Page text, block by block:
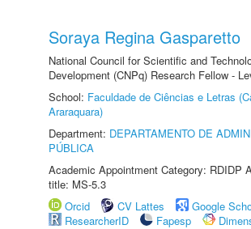
Soraya Regina Gasparetto
National Council for Scientific and
Development (CNPq) Research Fellow -
School: Faculdade de Ciências e Letras
Araraquara)
Department: DEPARTAMENTO DE
PÚBLICA
Academic Appointment Category: RDIDP
title: MS-5.3
Orcid
CV Lattes
Google
ResearcherID
Fapesp